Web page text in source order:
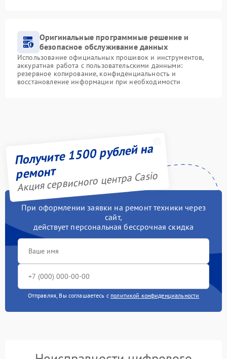
Оригинальные программные решение и
безопасное обслуживание данных
Использование официальных прошивок и инструментов,
аккуратная работа с пользовательскими данными:
резервное копирование, конфиденциальность и
восстановление информации при необходимости
Получите 1500 рублей на
ремонт
Акция сервисного центра Casio
При оформлении заявки на ремонт техники через
сайт,
действует персональная бессрочная скидка
Отправляя, Вы соглашаетесь с политикой конфиденциальности